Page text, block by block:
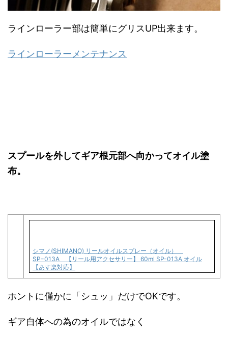
ラインローラー部は簡単にグリスUP出来ます。
ラインローラーメンテナンス
スプールを外してギア根元部へ向かってオイル塗
布。
シマノ(SHIMANO) リールオイルスプレー（オイル）
SP−013A 【リール用アクセサリー】 60ml SP-013A オイル
【あす楽対応】
ホントに僅かに「シュッ」だけでOKです。
ギア自体への為のオイルではなく